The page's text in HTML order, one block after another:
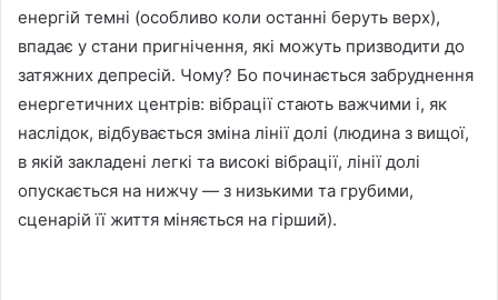
енергій темні (особливо коли останні беруть верх),
впадає у стани пригнічення, які можуть призводити до
затяжних депресій. Чому? Бо починається забруднення
енергетичних центрів: вібрації стають важчими і, як
наслідок, відбувається зміна лінії долі (людина з вищої,
в якій закладені легкі та високі вібрації, лінії долі
опускається на нижчу — з низькими та грубими,
сценарій її життя міняється на гірший).